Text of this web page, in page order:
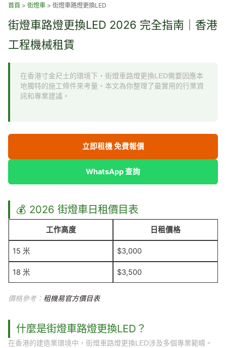
首頁 > 街燈車 > 街燈車路燈更換LED
街燈車路燈更換LED 2026 完全指南｜香港
工程機械租賃
在香港寸金尺土的環境下，街燈車路燈更換LED需要因應本
地獨特的施工條件來考量。本文為你整理了最實用的行業資
訊和專業建議。
立即租機 免費報價
WhatsApp 查詢
💰 2026 街燈車日租價目表
工作高度 日租價格
15 米 $3,000
18 米 $3,500
價格參考： 租機易官方價目表
什麼是街燈車路燈更換LED？
在香港的建造業環境中，街燈車路燈更換LED涉及多個專業範疇。